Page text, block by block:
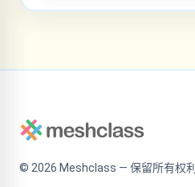
© 2026 Meshclass — 保留所有权利